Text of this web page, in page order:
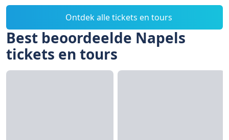
Ontdek alle tickets en tours
Best beoordeelde Napels
tickets en tours